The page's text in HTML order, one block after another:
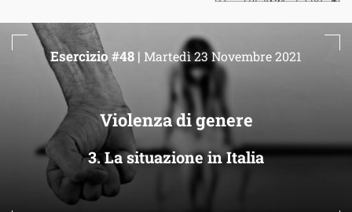
Violenza di genere
3. La situazione in Italia
Esercizio #48 | Martedì 23 Novembre 2021